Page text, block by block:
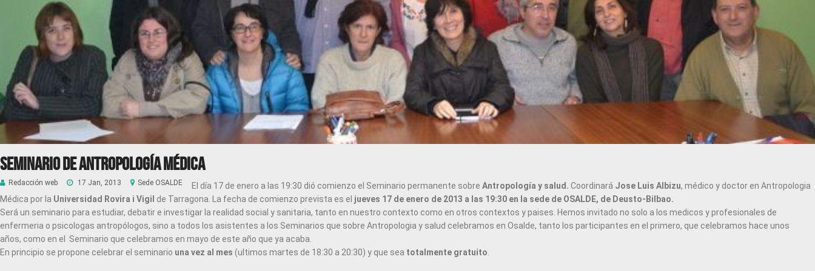
Seminario de Antropología Médica
Redacción web 17 Jan, 2013 Sede OSALDE El día 17 de enero a las 19:30 dió comienzo el Seminario permanente sobre Antropología y salud. Coordinará Jose Luis Albizu, médico y doctor en Antropologia
Médica por la Universidad Rovira i Vigil de Tarragona. La fecha de comienzo prevista es el jueves 17 de enero de 2013 a las 19:30 en la sede de OSALDE, de Deusto-Bilbao.
Será un seminario para estudiar, debatir e investigar la realidad social y sanitaria, tanto en nuestro contexto como en otros contextos y paises. Hemos invitado no solo a los medicos y profesionales de
enfermeria o psicologas antropólogos, sino a todos los asistentes a los Seminarios que sobre Antropologia y salud celebramos en Osalde, tanto los participantes en el primero, que celebramos hace unos
años, como en el Seminario que celebramos en mayo de este año que ya acaba.
En principio se propone celebrar el seminario una vez al mes (ultimos martes de 18:30 a 20:30) y que sea totalmente gratuito